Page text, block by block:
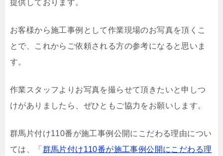
提供しております。
お客様から施工事例として作業現場のお写真を頂くこ
とで、これからご依頼される方の参考になると思いま
す。
作業スタッフよりお写真を撮らせて頂きたいと申しつ
けがありましたら、ぜひともご協力をお願いします。
群馬片付け110番が施工事例公開にこだわる理由につい
ては、「 群馬片付け110番が施工事例公開にこだわる理